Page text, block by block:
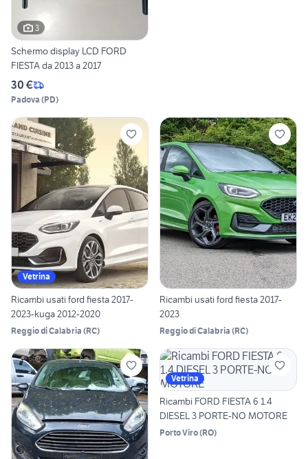
3
Schermo display LCD FORD
FIESTA da 2013 a 2017
30 €
Padova (PD)
Vetrina
Ricambi usati ford fiesta 2017-
2023-kuga 2012-2020
Reggio di Calabria (RC)
Ricambi usati ford fiesta 2017-
2023
Reggio di Calabria (RC)
Vetrina
Ricambi FORD FIESTA 6 1.4
DIESEL 3 PORTE-NO MOTORE
Porto Viro(RO)